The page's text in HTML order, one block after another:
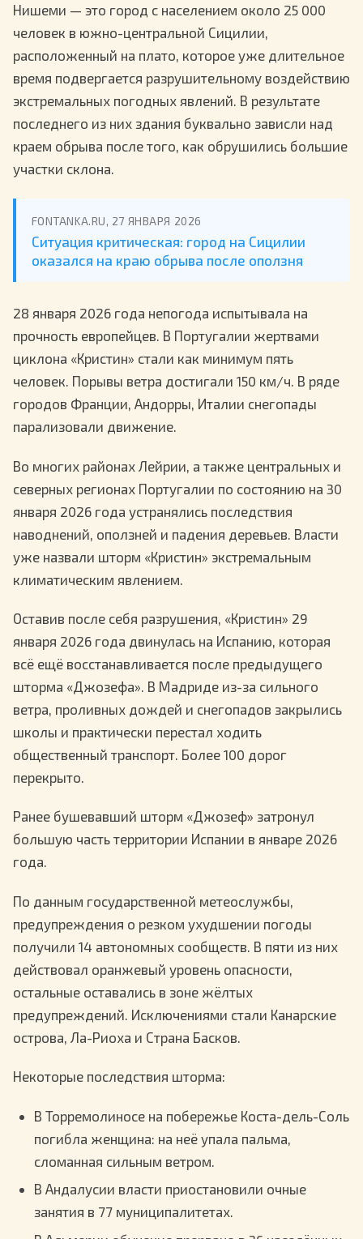
Нишеми — это город с населением около 25 000
человек в южно-центральной Сицилии,
расположенный на плато, которое уже длительное
время подвергается разрушительному воздействию
экстремальных погодных явлений. В результате
последнего из них здания буквально зависли над
краем обрыва после того, как обрушились большие
участки склона.
FONTANKA.RU, 27 ЯНВАРЯ 2026
Ситуация критическая: город на Сицилии
оказался на краю обрыва после оползня
28 января 2026 года непогода испытывала на
прочность европейцев. В Португалии жертвами
циклона «Кристин» стали как минимум пять
человек. Порывы ветра достигали 150 км/ч. В ряде
городов Франции, Андорры, Италии снегопады
парализовали движение.
Во многих районах Лейрии, а также центральных и
северных регионах Португалии по состоянию на 30
января 2026 года устранялись последствия
наводнений, оползней и падения деревьев. Власти
уже назвали шторм «Кристин» экстремальным
климатическим явлением.
Оставив после себя разрушения, «Кристин» 29
января 2026 года двинулась на Испанию, которая
всё ещё восстанавливается после предыдущего
шторма «Джозефа». В Мадриде из-за сильного
ветра, проливных дождей и снегопадов закрылись
школы и практически перестал ходить
общественный транспорт. Более 100 дорог
перекрыто.
Ранее бушевавший шторм «Джозеф» затронул
большую часть территории Испании в январе 2026
года.
По данным государственной метеослужбы,
предупреждения о резком ухудшении погоды
получили 14 автономных сообществ. В пяти из них
действовал оранжевый уровень опасности,
остальные оставались в зоне жёлтых
предупреждений. Исключениями стали Канарские
острова, Ла-Риоха и Страна Басков.
Некоторые последствия шторма:
В Торремолиносе на побережье Коста-дель-Соль
погибла женщина: на неё упала пальма,
сломанная сильным ветром.
В Андалусии власти приостановили очные
занятия в 77 муниципалитетах.